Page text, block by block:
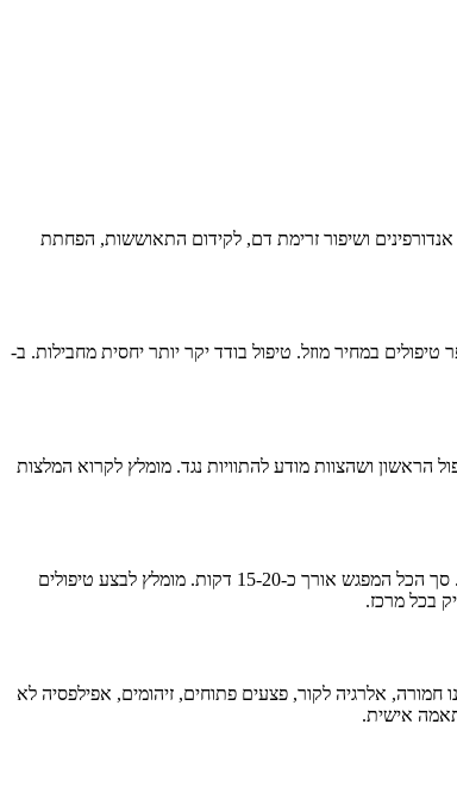
כמו הפחתת דלקות, שחרור אנדורפינים ושיפור זרימת דם, לקידום התאוששות, הפחתת
במחיר מוזל. טיפול בודד יקר יותר יחסית מחבילות. ב-
הראשון ושהצוות מודע להתוויות נגד. מומלץ לקרוא המלצות
הטיפול עצמו קצר מאוד - בין 2 ל-4 דקות בתא הקור. המפגש כולל הכנה קצרה (לבישת כפפות, גרביים ונעלי פרווה להגנה), הכניסה לתא, והתחממות קלה לאחר מכן. סך הכל המפגש אורך כ-15-20 דקות. מומלץ לבצע טיפולים
חמורה, אלרגיה לקור, פצעים פתוחים, זיהומים, אפילפסיה לא